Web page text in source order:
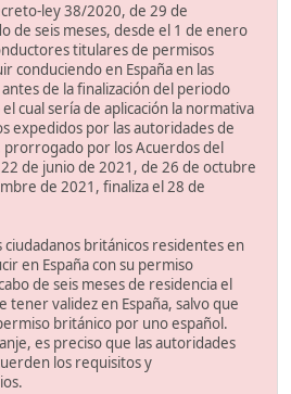
ley 38/2020, de 29 de
de seis meses, desde el 1 de enero
titulares de permisos
conduciendo en España en las
de la finalización del periodo
cual sería de aplicación la normativa
expedidos por las autoridades de
prorrogado por los Acuerdos del
de junio de 2021, de 26 de octubre
de 2021, finaliza el 28 de
británicos residentes en
en España con su permiso
de seis meses de residencia el
tener validez en España, salvo que
británico por uno español.
es preciso que las autoridades
los requisitos y